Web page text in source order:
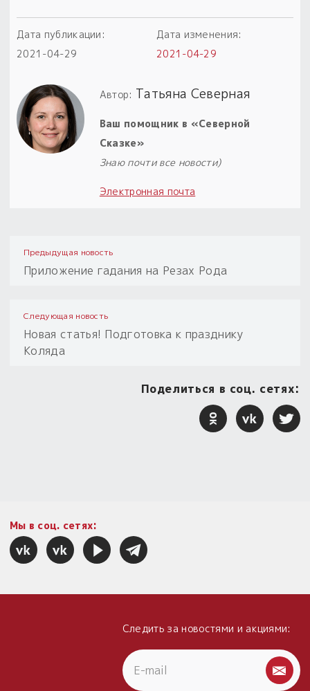
Дата публикации:
2021-04-29
Дата изменения:
2021-04-29
Автор: Татьяна Северная
Ваш помощник в «Северной
Сказке»
Знаю почти все новости)
Электронная почта
Предыдущая новость
Приложение гадания на Резах Рода
Следующая новость
Новая статья! Подготовка к празднику
Коляда
Поделиться в соц. сетях:
Мы в соц. сетях:
Следить за новостями и акциями: